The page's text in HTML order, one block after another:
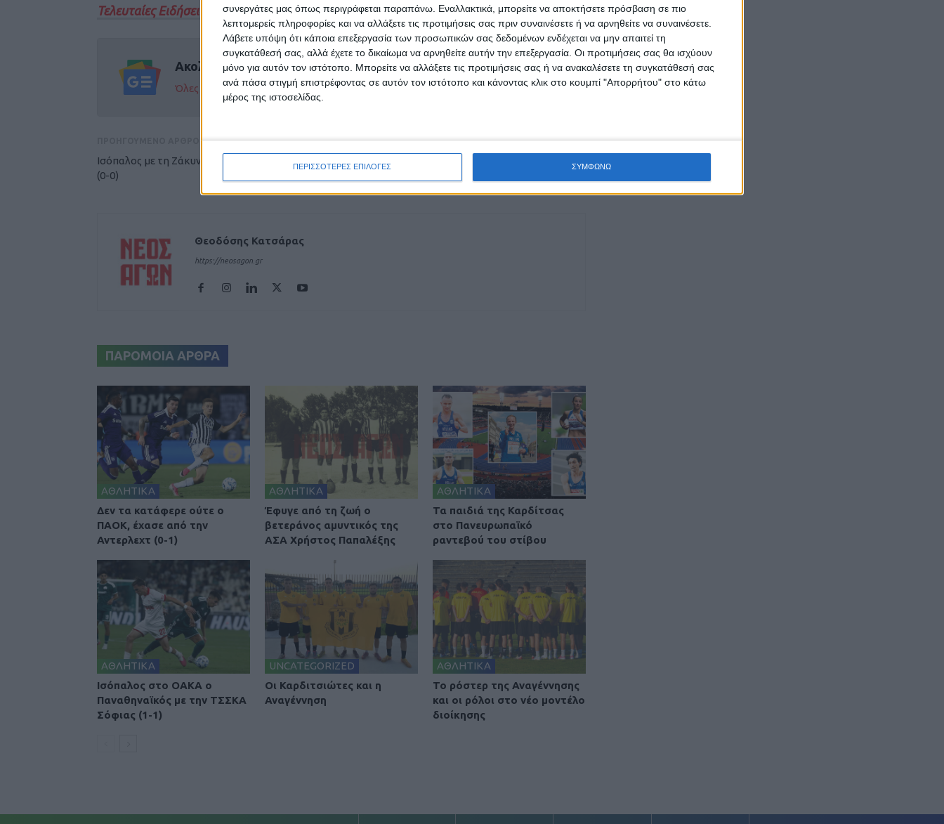
συνεργάτες μας όπως περιγράφεται παραπάνω. Εναλλακτικά, μπορείτε να αποκτήσετε πρόσβαση σε πιο
λεπτομερείς πληροφορίες και να αλλάξετε τις προτιμήσεις σας πριν συναινέσετε ή να αρνηθείτε να συναινέσετε.
Λάβετε υπόψη ότι κάποια επεξεργασία των προσωπικών σας δεδομένων ενδέχεται να μην απαιτεί τη
συγκατάθεσή σας, αλλά έχετε το δικαίωμα να αρνηθείτε αυτήν την επεξεργασία. Οι προτιμήσεις σας θα ισχύουν
μόνο για αυτόν τον ιστότοπο. Μπορείτε να αλλάξετε τις προτιμήσεις σας ή να ανακαλέσετε τη συγκατάθεσή σας
ανά πάσα στιγμή επιστρέφοντας σε αυτόν τον ιστότοπο και κάνοντας κλικ στο κουμπί "Απορρήτου" στο κάτω
μέρος της ιστοσελίδας.
ΠΕΡΙΣΣΟΤΕΡΕΣ ΕΠΙΛΟΓΕΣ ΣΥΜΦΩΝΩ
Τελευταίες Ειδήσεις Σήμερα
Ακολούθησε την εφημερίδα ΝΕΟΣ ΑΓΩΝ στο Google News!
Όλες οι εξελίξεις στην περιοχή της Καρδίτσας και ευρύτερα της Θεσσαλίας
Ισόπαλος με τη Ζάκυνθο ο Ατρόμητος Παλαμά
(0-0)
ΕΠΟΜΕΝΟ ΑΡΘΡΟ
Θεοδόσης Κατσάρας
https://neosagon.gr
ΠΑΡΟΜΟΙΑ ΑΡΘΡΑ
ΑΘΛΗΤΙΚΑ
Δεν τα κατάφερε ούτε ο
ΠΑΟΚ, έχασε από την
Αντερλεχτ (0-1)
ΑΘΛΗΤΙΚΑ
Έφυγε από τη ζωή ο
βετεράνος αμυντικός της
ΑΣΑ Χρήστος Παπαλέξης
ΑΘΛΗΤΙΚΑ
Τα παιδιά της Καρδίτσας
στο Πανευρωπαϊκό
ραντεβού του στίβου
ΑΘΛΗΤΙΚΑ
Ισόπαλος στο ΟΑΚΑ ο
Παναθηναϊκός με την ΤΣΣΚΑ
Σόφιας (1-1)
UNCATEGORIZED
Οι Καρδιτσιώτες και η
Αναγέννηση
ΑΘΛΗΤΙΚΑ
To ρόστερ της Αναγέννησης
και οι ρόλοι στο νέο μοντέλο
διοίκησης